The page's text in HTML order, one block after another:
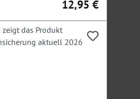
Regulärer Preis:
12,95 €